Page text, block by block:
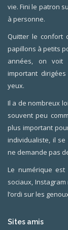
vie. Fini le patron
à personne.
Quitter le confort
papillons à petits
années, on voit
important
yeux.
Il a de nombreux
souvent peu
plus important
individualiste, il
ne demande pas
Le numérique
sociaux,
l’ordi sur les
Sites amis